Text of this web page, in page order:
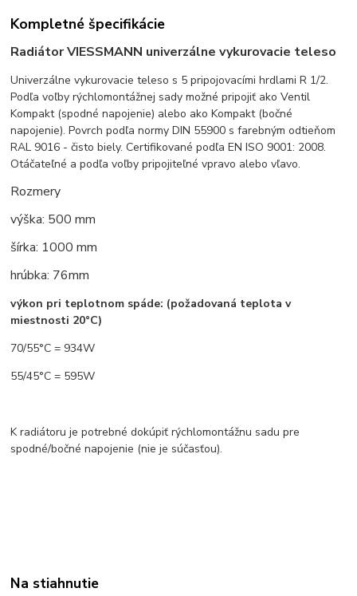
Kompletné špecifikácie
Radiátor VIESSMANN univerzálne vykurovacie teleso
Univerzálne vykurovacie teleso s 5 pripojovacími hrdlami R 1/2.
Podľa voľby rýchlomontážnej sady možné pripojiť ako Ventil
Kompakt (spodné napojenie) alebo ako Kompakt (bočné
napojenie). Povrch podľa normy DIN 55900 s farebným odtieňom
RAL 9016 - čisto biely. Certifikované podľa EN ISO 9001: 2008.
Otáčateľné a podľa voľby pripojiteľné vpravo alebo vľavo.
Rozmery
výška: 500 mm
šírka: 1000 mm
hrúbka: 76mm
výkon pri teplotnom spáde: (požadovaná teplota v
miestnosti 20°C)
70/55°C = 934W
55/45°C = 595W
K radiátoru je potrebné dokúpiť rýchlomontážnu sadu pre
spodné/bočné napojenie (nie je súčasťou).
Na stiahnutie